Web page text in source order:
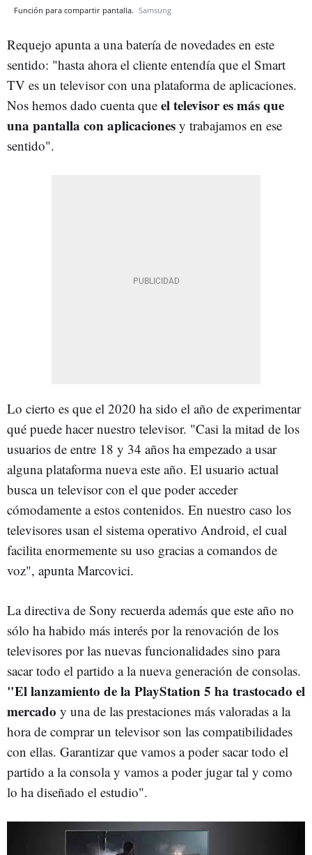
Función para compartir pantalla. Samsung
Requejo apunta a una batería de novedades en este
sentido: "hasta ahora el cliente entendía que el Smart
TV es un televisor con una plataforma de aplicaciones.
Nos hemos dado cuenta que el televisor es más que
una pantalla con aplicaciones y trabajamos en ese
sentido".
Lo cierto es que el 2020 ha sido el año de experimentar
qué puede hacer nuestro televisor. "Casi la mitad de los
usuarios de entre 18 y 34 años ha empezado a usar
alguna plataforma nueva este año. El usuario actual
busca un televisor con el que poder acceder
cómodamente a estos contenidos. En nuestro caso los
televisores usan el sistema operativo Android, el cual
facilita enormemente su uso gracias a comandos de
voz", apunta Marcovici.
La directiva de Sony recuerda además que este año no
sólo ha habido más interés por la renovación de los
televisores por las nuevas funcionalidades sino para
sacar todo el partido a la nueva generación de consolas.
"El lanzamiento de la PlayStation 5 ha trastocado el
mercado y una de las prestaciones más valoradas a la
hora de comprar un televisor son las compatibilidades
con ellas. Garantizar que vamos a poder sacar todo el
partido a la consola y vamos a poder jugar tal y como
lo ha diseñado el estudio".